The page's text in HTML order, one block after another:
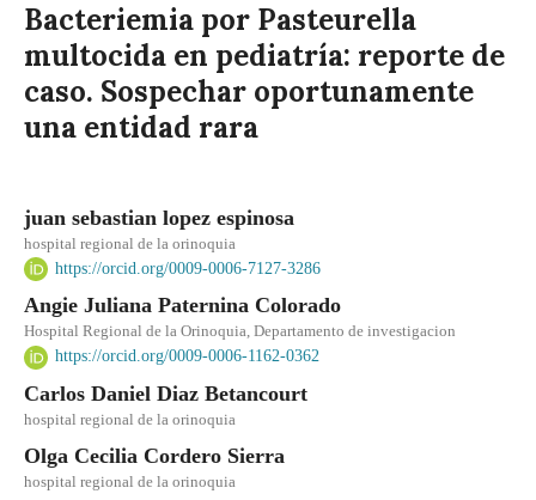
Bacteriemia por Pasteurella
multocida en pediatría: reporte de
caso. Sospechar oportunamente
una entidad rara
juan sebastian lopez espinosa
hospital regional de la orinoquia
https://orcid.org/0009-0006-7127-3286
Angie Juliana Paternina Colorado
Hospital Regional de la Orinoquia, Departamento de investigacion
https://orcid.org/0009-0006-1162-0362
Carlos Daniel Diaz Betancourt
hospital regional de la orinoquia
Olga Cecilia Cordero Sierra
hospital regional de la orinoquia